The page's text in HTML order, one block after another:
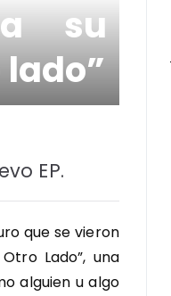
su
EP.
que se vieron
Lado”, una
alguien u algo